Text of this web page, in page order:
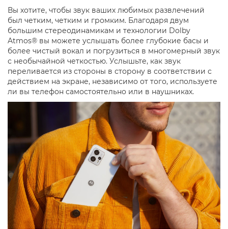
Вы хотите, чтобы звук ваших любимых развлечений
был четким, четким и громким. Благодаря двум
большим стереодинамикам и технологии Dolby
Atmos® вы можете услышать более глубокие басы и
более чистый вокал и погрузиться в многомерный звук
с необычайной четкостью. Услышьте, как звук
переливается из стороны в сторону в соответствии с
действием на экране, независимо от того, используете
ли вы телефон самостоятельно или в наушниках.